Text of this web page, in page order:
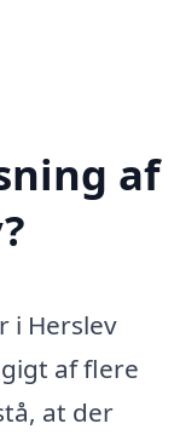
af
i Herslev
af flere
at der